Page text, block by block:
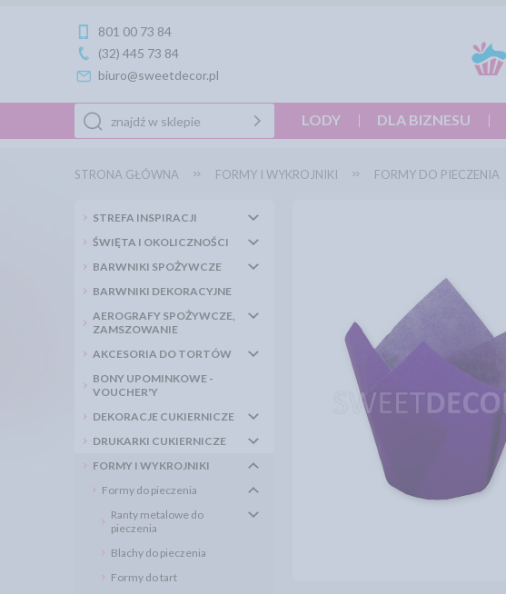
801 00 73 84
(32) 445 73 84
biuro@sweetdecor.pl
LODY DLA BIZNESU
STRONA GŁÓWNA FORMY I WYKROJNIKI FORMY DO PIECZENIA
STREFA INSPIRACJI
ŚWIĘTA I OKOLICZNOŚCI
BARWNIKI SPOŻYWCZE
BARWNIKI DEKORACYJNE
AEROGRAFY SPOŻYWCZE,
ZAMSZOWANIE
AKCESORIA DO TORTÓW
BONY UPOMINKOWE -
VOUCHER'Y
DEKORACJE CUKIERNICZE
DRUKARKI CUKIERNICZE
FORMY I WYKROJNIKI
Formy do pieczenia
Ranty metalowe do
pieczenia
Blachy do pieczenia
Formy do tart